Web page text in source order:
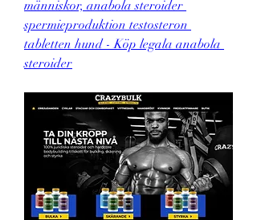
människor, anabola steroider
spermieproduktion testosteron
tabletten hund - Köp legala anabola
steroider